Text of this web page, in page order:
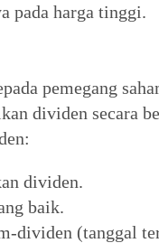
pada harga tinggi.
pemegang
dividen secara
dividen.
baik.
dividen (tanggal